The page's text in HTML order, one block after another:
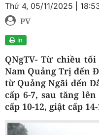
Thứ 4, 05/11/2025 |
PV
In
QNgTV- Từ chiều
Nam Quảng Trị đến
từ Quảng Ngãi đến
cấp 6-7, sau tăng
cấp 10-12, giật cấp